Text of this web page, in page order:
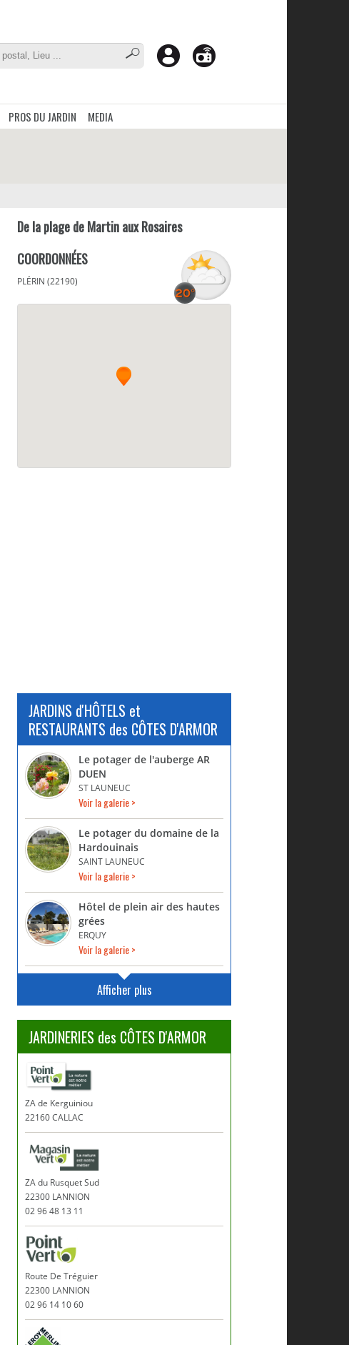
PROS DU JARDIN MEDIA
De la plage de Martin aux Rosaires
COORDONNÉES
PLÉRIN (22190)
JARDINS d'HÔTELS et
RESTAURANTS des CÔTES D'ARMOR
Le potager de l'auberge AR
DUEN
ST LAUNEUC
Voir la galerie >
Le potager du domaine de la
Hardouinais
SAINT LAUNEUC
Voir la galerie >
Hôtel de plein air des hautes
grées
ERQUY
Voir la galerie >
Afficher plus
JARDINERIES des CÔTES D'ARMOR
ZA de Kerguiniou
22160 CALLAC
ZA du Rusquet Sud
22300 LANNION
02 96 48 13 11
Route De Tréguier
22300 LANNION
02 96 14 10 60